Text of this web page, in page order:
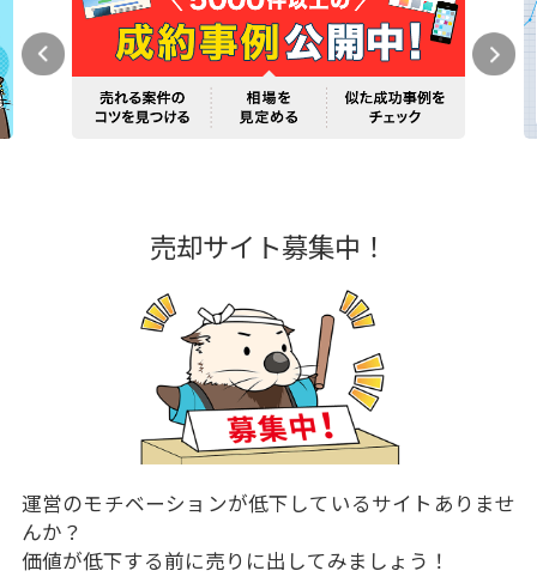
売却サイト募集中！
運営のモチベーションが低下しているサイトありませ
んか？
価値が低下する前に売りに出してみましょう！